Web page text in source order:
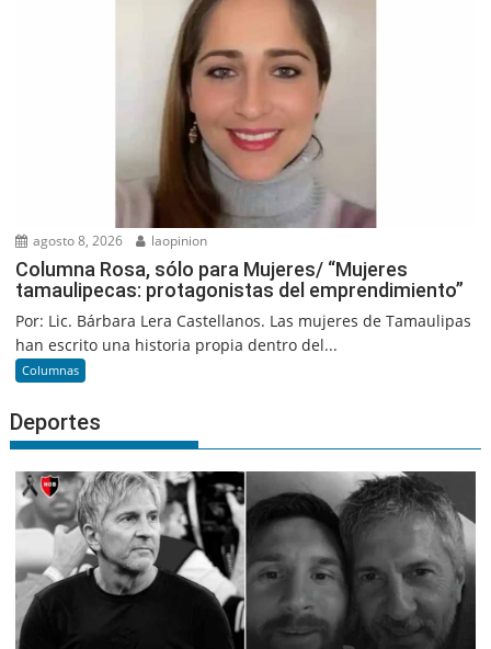
agosto 8, 2026 laopinion
Columna Rosa, sólo para Mujeres/ “Mujeres
tamaulipecas: protagonistas del emprendimiento”
Por: Lic. Bárbara Lera Castellanos. Las mujeres de Tamaulipas
han escrito una historia propia dentro del...
Columnas
Deportes